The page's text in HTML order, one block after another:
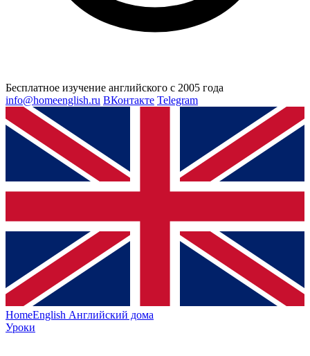
Бесплатное изучение английского с 2005 года
info@homeenglish.ru ВКонтакте Telegram
HomeEnglish Английский дома
Уроки